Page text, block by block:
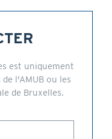
est uniquement
l'AMUB ou les
de Bruxelles.